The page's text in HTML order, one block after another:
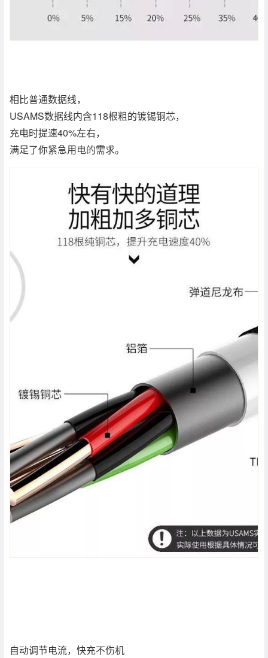
相比普通数据线，
USAMS数据线内含118根粗的镀锡铜芯，
充电时提速40%左右，
满足了你紧急用电的需求。
自动调节电流，快充不伤机